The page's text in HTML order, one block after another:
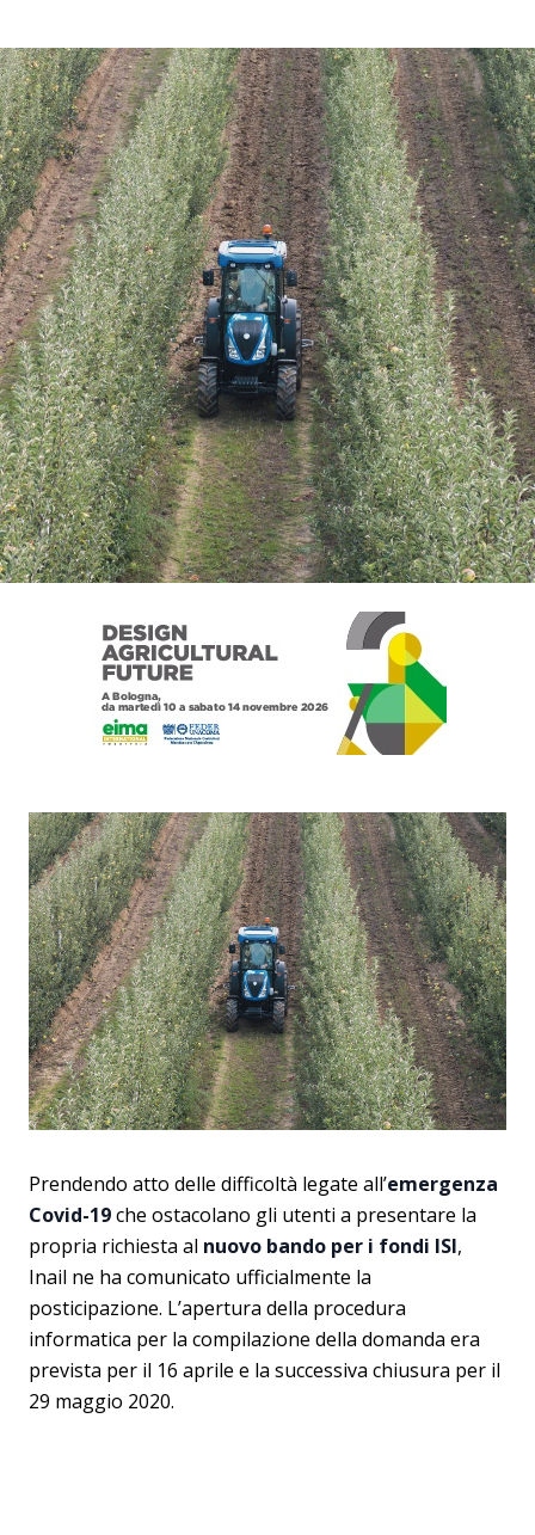
Prendendo atto delle difficoltà legate all’emergenza
Covid-19che ostacolano gli utenti a presentare la
propria richiesta al nuovo bando per i fondi ISI,
Inail ne ha comunicato ufficialmente la
posticipazione. L’apertura della procedura
informatica per la compilazione della domanda era
prevista per il 16 aprile e la successiva chiusura per il
29 maggio 2020.